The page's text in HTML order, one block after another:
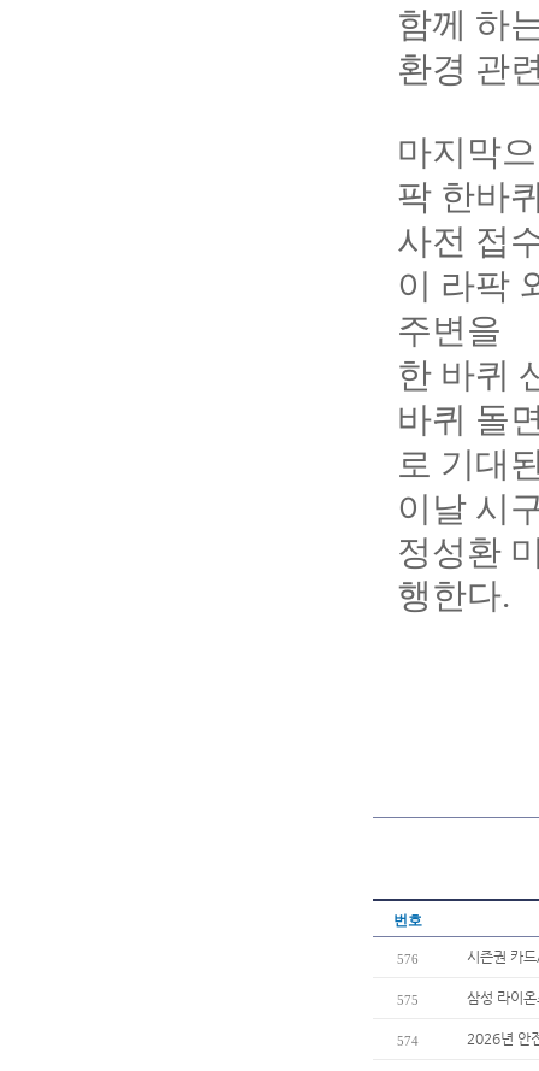
함께 하
환경 관
마지막
팍 한바
사전 접
이 라팍
주변을
한 바퀴
바퀴 돌
로 기대
이날 시
정성환
행한다.
번호
576 시즌권 카
575 삼성 라이
574 2026년 안